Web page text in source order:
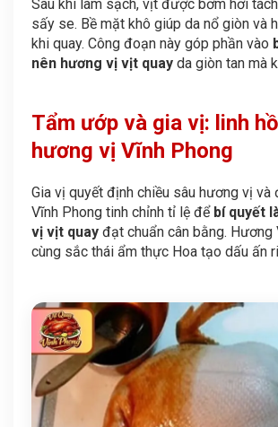
Sau khi làm sạch, vịt được bơm hơi
sấy se. Bề mặt khô giúp da nổ giòn và
khi quay. Công đoạn này góp phần vào
nên hương vị vịt quay da giòn tan mà
Tẩm ướp và gia vị: linh
hương vị Vĩnh Phong
Gia vị quyết định chiều sâu hương vị và
Vĩnh Phong tinh chỉnh tỉ lệ để bí quyết
vị vịt quay đạt chuẩn cân bằng. Hương
cùng sắc thái ẩm thực Hoa tạo dấu ấn